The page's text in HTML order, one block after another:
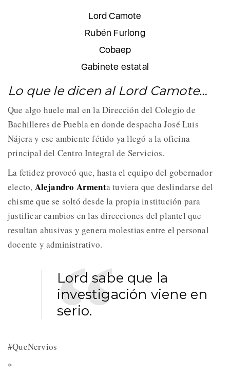
Lord Camote
Rubén Furlong
Cobaep
Gabinete estatal
Lo que le dicen al Lord Camote…
Que algo huele mal en la Dirección del Colegio de
Bachilleres de Puebla en donde despacha José Luis
Nájera y ese ambiente fétido ya llegó a la oficina
principal del Centro Integral de Servicios.
La fetidez provocó que, hasta el equipo del gobernador
electo, Alejandro Armenta tuviera que deslindarse del
chisme que se soltó desde la propia institución para
justificar cambios en las direcciones del plantel que
resultan abusivas y genera molestias entre el personal
docente y administrativo.
Lord sabe que la
investigación viene en
serio.
#QueNervios
*